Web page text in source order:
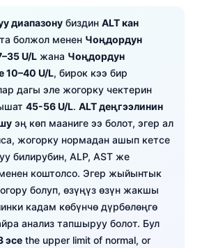
диапазону биздин ALT кан
болжол менен Чоңдордун
U/L жана Чоңдордун
10–40 U/L, бирок кээ бир
дагы эле жогорку чектерин
45-56 U/L. ALT деңгээлинин
эң көп мааниге ээ болот, эгер ал
жогорку нормадан ашып кетсе
билирубин, ALP, AST же
коштолсо. Эгер жыйынтык
болуп, өзүңүз өзүн жакшы
кадам көбүнчө дүрбөлөңгө
анализ тапшыруу болот. Бул
эсе the upper limit of normal, or